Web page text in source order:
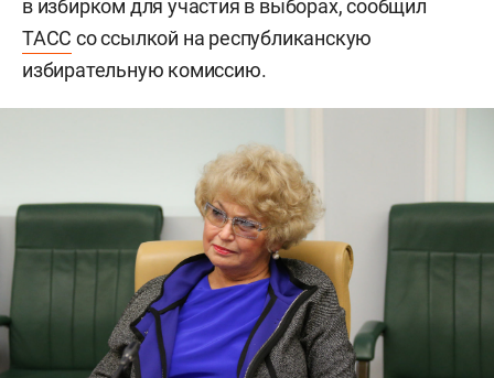
в избирком для участия в выборах, сообщил
ТАСС со ссылкой на республиканскую
избирательную комиссию.